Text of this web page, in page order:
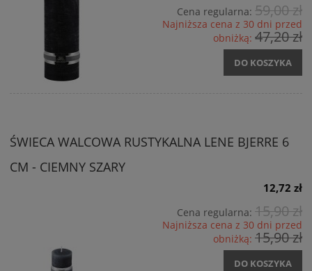
Cena regularna: 59,00 zł
Najniższa cena z 30 dni przed
obniżką: 47,20 zł
DO KOSZYKA
ŚWIECA WALCOWA RUSTYKALNA LENE BJERRE 6
CM - CIEMNY SZARY
12,72 zł
Cena regularna: 15,90 zł
Najniższa cena z 30 dni przed
obniżką: 15,90 zł
DO KOSZYKA